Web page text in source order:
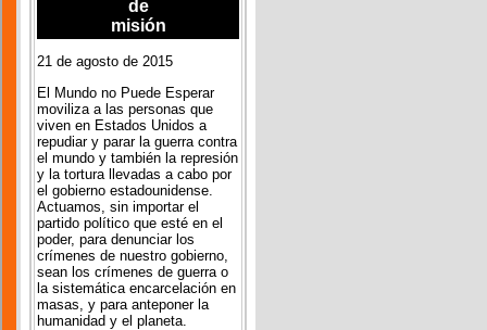
de
misión
21 de agosto de 2015
El Mundo no Puede Esperar
moviliza a las personas que
viven en Estados Unidos a
repudiar y parar la guerra contra
el mundo y también la represión
y la tortura llevadas a cabo por
el gobierno estadounidense.
Actuamos, sin importar el
partido político que esté en el
poder, para denunciar los
crímenes de nuestro gobierno,
sean los crímenes de guerra o
la sistemática encarcelación en
masas, y para anteponer la
humanidad y el planeta.